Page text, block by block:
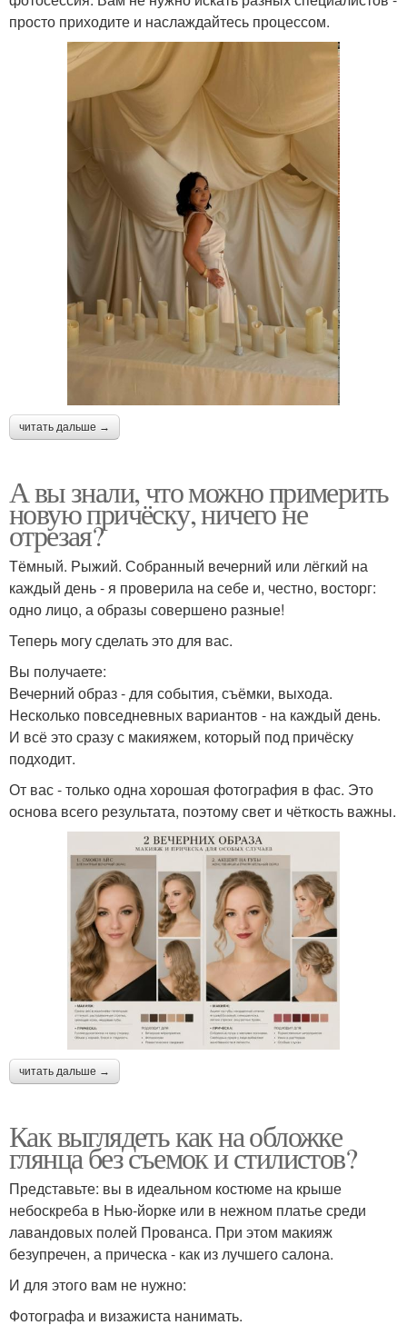
просто приходите и наслаждайтесь процессом.
читать дальше →
А вы знали, что можно примерить
новую причёску, ничего не
отрезая?
Тёмный. Рыжий. Собранный вечерний или лёгкий на
каждый день - я проверила на себе и, честно, восторг:
одно лицо, а образы совершено разные!
Теперь могу сделать это для вас.
Вы получаете:
Вечерний образ - для события, съёмки, выхода.
Несколько повседневных вариантов - на каждый день.
И всё это сразу с макияжем, который под причёску
подходит.
От вас - только одна хорошая фотография в фас. Это
основа всего результата, поэтому свет и чёткость важны.
читать дальше →
Как выглядеть как на обложке
глянца без съемок и стилистов?
Представьте: вы в идеальном костюме на крыше
небоскреба в Нью-йорке или в нежном платье среди
лавандовых полей Прованса. При этом макияж
безупречен, а прическа - как из лучшего салона.
И для этого вам не нужно:
Фотографа и визажиста нанимать.